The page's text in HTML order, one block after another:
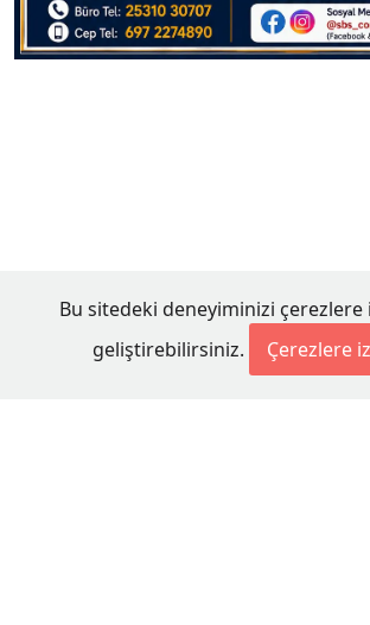
Bu sitedeki deneyiminizi
geliştirebilirsiniz.
Çerezlere